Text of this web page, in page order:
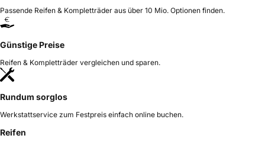
Passende Reifen & Kompletträder aus über 10 Mio. Optionen finden.
Günstige Preise
Reifen & Kompletträder vergleichen und sparen.
Rundum sorglos
Werkstattservice zum Festpreis einfach online buchen.
Reifen